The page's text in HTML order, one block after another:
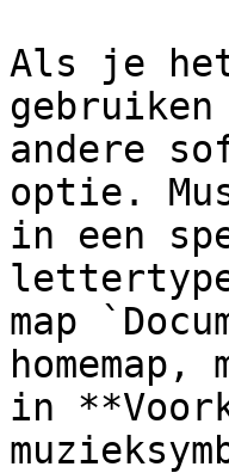
Als je
andere
optie.
in een
map
in